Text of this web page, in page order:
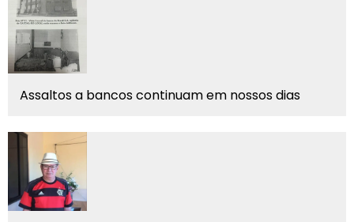
Assaltos a bancos continuam em nossos dias